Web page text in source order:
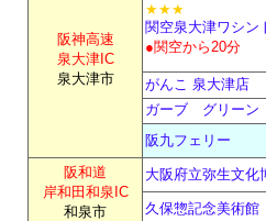
阪神高速
泉大津IC
泉大津市
★★★
関空泉大津ワシン
●関空から20分
がんこ 泉大津店
ガーブ グリーン
阪九フェリー
阪和道
岸和田和泉IC
和泉市
大阪府立弥生文化
久保惣記念美術館